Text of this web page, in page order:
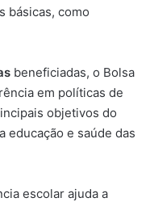
básicas, como
beneficiadas, o Bolsa
em políticas de
objetivos do
educação e saúde das
escolar ajuda a